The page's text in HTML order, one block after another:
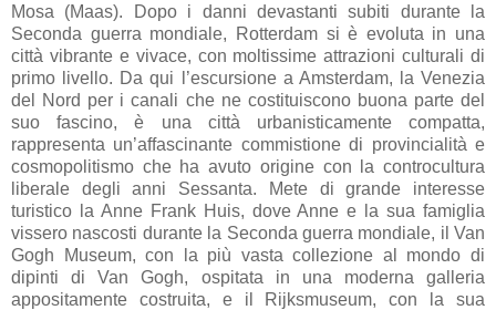
Mosa (Maas). Dopo i danni devastanti subiti durante la
Seconda guerra mondiale, Rotterdam si è evoluta in una
città vibrante e vivace, con moltissime attrazioni culturali di
primo livello. Da qui l’escursione a Amsterdam, la Venezia
del Nord per i canali che ne costituiscono buona parte del
suo fascino, è una città urbanisticamente compatta,
rappresenta un’affascinante commistione di provincialità e
cosmopolitismo che ha avuto origine con la controcultura
liberale degli anni Sessanta. Mete di grande interesse
turistico la Anne Frank Huis, dove Anne e la sua famiglia
vissero nascosti durante la Seconda guerra mondiale, il Van
Gogh Museum, con la più vasta collezione al mondo di
dipinti di Van Gogh, ospitata in una moderna galleria
appositamente costruita, e il Rijksmuseum, con la sua